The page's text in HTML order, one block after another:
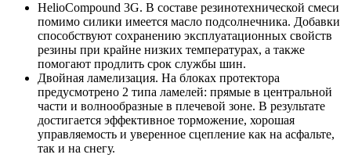
HelioCompound 3G. В составе резинотехнической смеси
помимо силики имеется масло подсолнечника. Добавки
способствуют сохранению эксплуатационных свойств
резины при крайне низких температурах, а также
помогают продлить срок службы шин.
Двойная ламелизация. На блоках протектора
предусмотрено 2 типа ламелей: прямые в центральной
части и волнообразные в плечевой зоне. В результате
достигается эффективное торможение, хорошая
управляемость и уверенное сцепление как на асфальте,
так и на снегу.